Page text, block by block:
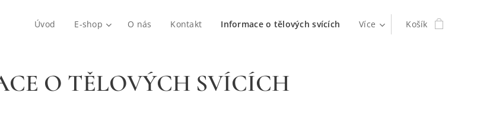
Úvod E-shop O nás Kontakt Informace o tělových svících Více Košík
O TĚLOVÝCH SVÍCÍCH